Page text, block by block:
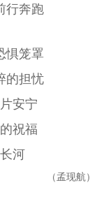
行奔跑
惧笼罩
的担忧
安宁
祝福
河
（孟现航）